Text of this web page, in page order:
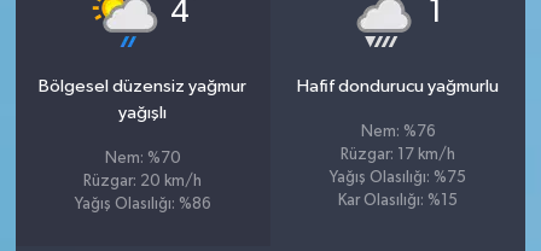
4
Bölgesel düzensiz yağmur
yağışlı
Nem: %70
Rüzgar: 20 km/h
Yağış Olasılığı: %86
1
Hafif dondurucu yağmurlu
Nem: %76
Rüzgar: 17 km/h
Yağış Olasılığı: %75
Kar Olasılığı: %15